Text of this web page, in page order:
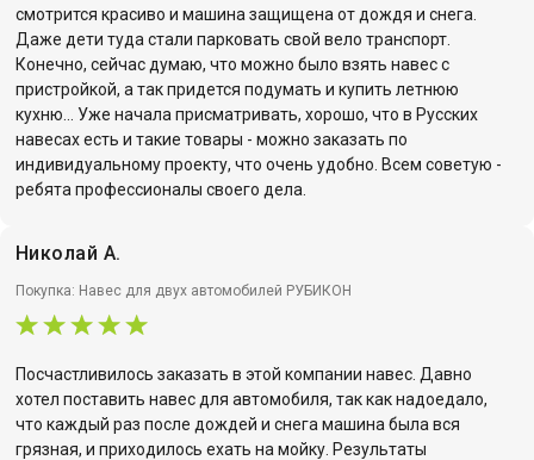
смотрится красиво и машина защищена от дождя и снега.
Даже дети туда стали парковать свой вело транспорт.
Конечно, сейчас думаю, что можно было взять навес с
пристройкой, а так придется подумать и купить летнюю
кухню... Уже начала присматривать, хорошо, что в Русских
навесах есть и такие товары - можно заказать по
индивидуальному проекту, что очень удобно. Всем советую -
ребята профессионалы своего дела.
Николай А.
Покупка: Навес для двух автомобилей РУБИКОН
Посчастливилось заказать в этой компании навес. Давно
хотел поставить навес для автомобиля, так как надоедало,
что каждый раз после дождей и снега машина была вся
грязная, и приходилось ехать на мойку. Результаты